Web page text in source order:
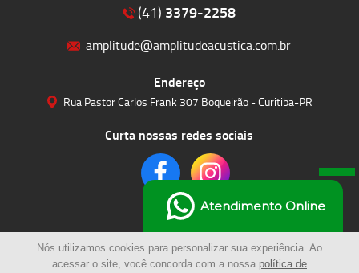
(41) 3379-2258
amplitude@amplitudeacustica.com.br
Endereço
Rua Pastor Carlos Frank 307 Boqueirão - Curitiba-PR
Curta nossas redes sociais
Atendimento Online
Nós utilizamos cookies para personalizar sua experiência. Ao
acessar o site, você concorda com a nossa política de